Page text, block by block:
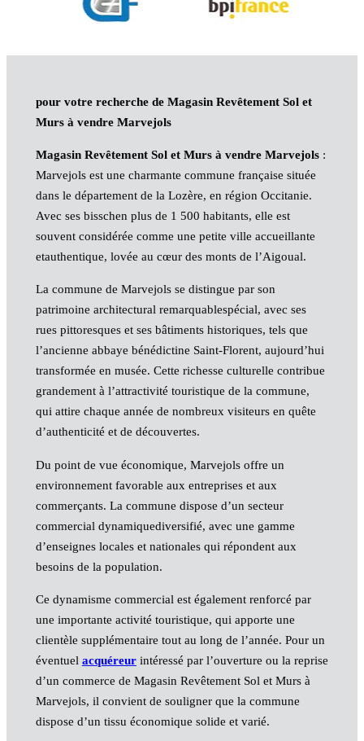
pour votre recherche de Magasin Revêtement Sol et
Murs à vendre Marvejols
Magasin Revêtement Sol et Murs à vendre Marvejols:
Marvejols est une charmante commune française située
dans le département de la Lozère, en région Occitanie.
Avec ses bisschen plus de 1 500 habitants, elle est
souvent considérée comme une petite ville accueillante
etauthentique, lovée au cœur des monts de l’Aigoual.
La commune de Marvejols se distingue par son
patrimoine architectural remarquablespécial, avec ses
rues pittoresques et ses bâtiments historiques, tels que
l’ancienne abbaye bénédictine Saint-Florent, aujourd’hui
transformée en musée. Cette richesse culturelle contribue
grandement à l’attractivité touristique de la commune,
qui attire chaque année de nombreux visiteurs en quête
d’authenticité et de découvertes.
Du point de vue économique, Marvejols offre un
environnement favorable aux entreprises et aux
commerçants. La commune dispose d’un secteur
commercial dynamiquediversifié, avec une gamme
d’enseignes locales et nationales qui répondent aux
besoins de la population.
Ce dynamisme commercial est également renforcé par
une importante activité touristique, qui apporte une
clientèle supplémentaire tout au long de l’année. Pour un
éventuel acquéreurintéressé par l’ouverture ou la reprise
d’un commerce de Magasin Revêtement Sol et Murs à
Marvejols, il convient de souligner que la commune
dispose d’un tissu économique solide et varié.